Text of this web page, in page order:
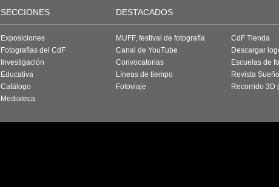
SECCIONES DESTACADOS
Exposiciones
Fotografías del CdF
Investigación
Educativa
Catálogo
Mediateca
MUFF, festival de fotografía
Canal de YouTube
Convocatorias
Líneas de tiempo
Fotoviaje
CdF Tienda
Descargar
Escuelas de
Revista
Recorrido 3D